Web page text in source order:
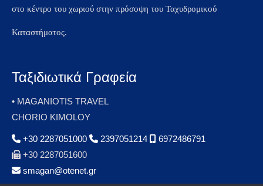
στο κέντρο του χωριού στην πρόσοψη του Ταχυδρομικού
Καταστήματος.
Ταξιδιωτικά Γραφεία
• MAGANIOTIS TRAVEL
CHORIO KIMOLOY
+30 2287051000 2397051214
6972486791
+30 2287051600
smagan@otenet.gr